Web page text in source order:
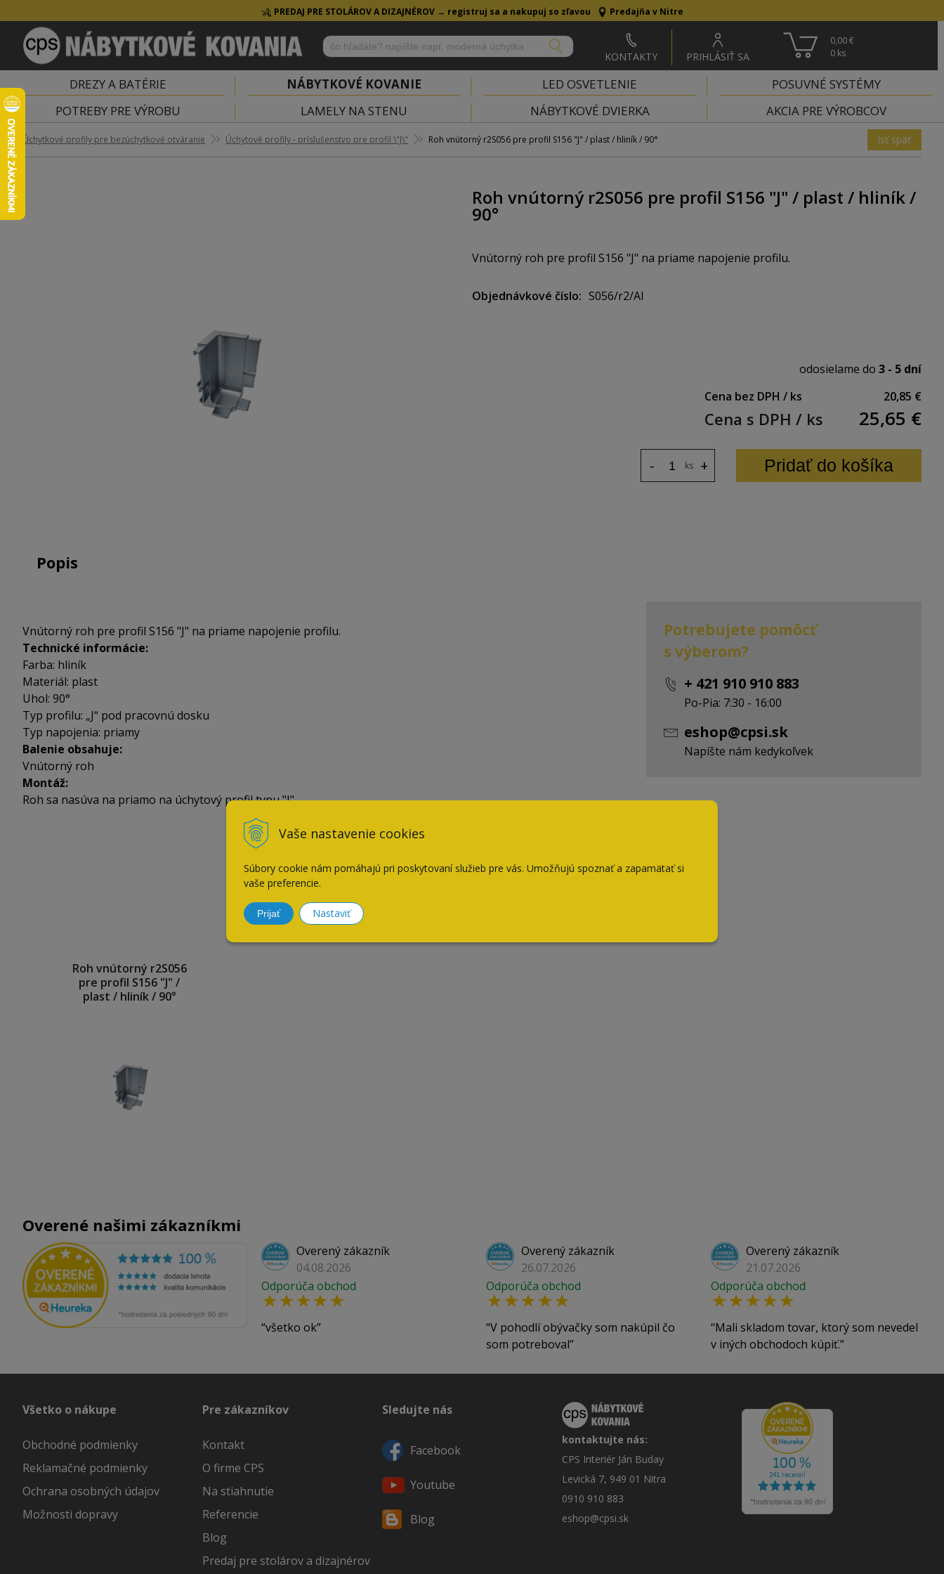
Vaše nastavenie cookies
Súbory cookie nám pomáhajú pri poskytovaní služieb pre vás. Umožňujú spoznať a zapamätať si
vaše preferencie.
Prijať Nastaviť
PREDAJ PRE STOLÁROV A DIZAJNÉROV → registruj sa a nakupuj so zľavou Predajňa v Nitre
KONTAKTY PRIHLÁSIŤ SA
0,00 €
0 ks
DREZY A BATÉRIE NÁBYTKOVÉ KOVANIE LED OSVETLENIE
POSUVNÉ SYSTÉMY
POTREBY PRE VÝROBU
LAMELY NA STENU NÁBYTKOVÉ DVIERKA AKCIA PRE VÝROBCOV
Úchytkové profily pre bezúchytkové otváranie Úchytové profily - príslušenstvo pre profil \"J\" Roh vnútorný r2S056 pre profil S156 "J" / plast / hliník / 90° ísť späť
Roh vnútorný r2S056 pre profil S156 "J" / plast / hliník /
90°
Vnútorný roh pre profil S156 "J" na priame napojenie profilu.
Objednávkové číslo S056/r2/Al
odosielame do 3 - 5 dní
Cena bez DPH / ks
20,85 €
Cena s DPH / ks 25,65 €
ks +
- Pridať do košíka
Popis
Vnútorný roh pre profil S156 "J" na priame napojenie profilu.
Technické informácie:
Farba: hliník
Materiál: plast
Uhol: 90°
Typ profilu: „J“ pod pracovnú dosku
Typ napojenia: priamy
Balenie obsahuje:
Vnútorný roh
Montáž:
Roh sa nasúva na priamo na úchytový profil typu "J".
Potrebujete pomôcť
s výberom?
+ 421 910 910 883
Po-Pia: 7:30 - 16:00
eshop@cpsi.sk
Napíšte nám kedykoľvek
Roh vnútorný r2S056
pre profil S156 "J" /
plast / hliník / 90°
Overené našimi zákazníkmi
Overený zákazník
04.08.2026
Odporúča obchod
všetko ok
Overený zákazník
26.07.2026
Odporúča obchod
V pohodlí obývačky som nakúpil čo
som potreboval
Overený zákazník
21.07.2026
Odporúča obchod
Mali skladom tovar, ktorý som nevedel
v iných obchodoch kúpiť.
Všetko o nákupe
Obchodné podmienky
Reklamačné podmienky
Ochrana osobných údajov
Možnosti dopravy
Pre zákazníkov
Kontakt
O firme CPS
Na stiahnutie
Referencie
Blog
Predaj pre stolárov a dizajnérov
Sledujte nás
Facebook
Youtube
Blog
kontaktujte nás:
CPS Interiér Ján Buday
Levická 7, 949 01 Nitra
0910 910 883
eshop@cpsi.sk